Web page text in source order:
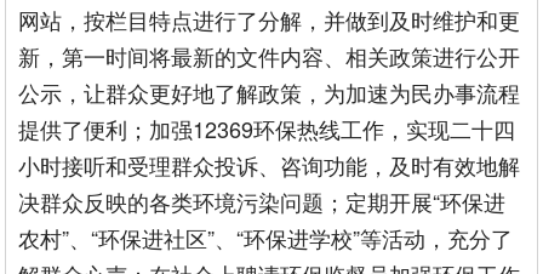
网站，按栏目特点进行了分解，并做到及时维护和更
新，第一时间将最新的文件内容、相关政策进行公开
公示，让群众更好地了解政策，为加速为民办事流程
提供了便利；加强12369环保热线工作，实现二十四
小时接听和受理群众投诉、咨询功能，及时有效地解
决群众反映的各类环境污染问题；定期开展“环保进
农村”、“环保进社区”、“环保进学校”等活动，充分了